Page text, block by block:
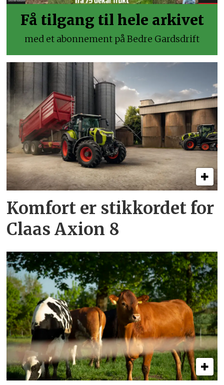
Få tilgang til hele arkivet
med et abonnement på Bedre Gardsdrift
Komfort er stikkordet for
Claas Axion 8